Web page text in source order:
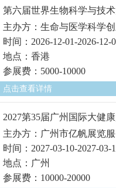
第六届世界生物科学与技术
主办方：生命与医学科学
时间：2026-12-01-2026-12-
地点：香港
参展费：5000-10000
点击查看详情
2027第35届广州国际大健
主办方：广州市亿帆展览
时间：2027-03-10-2027-03-
地点：广州
参展费：10000-20000